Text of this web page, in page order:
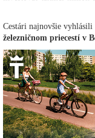
Cestári najnovšie vyhlásili
železničnom priecestí v